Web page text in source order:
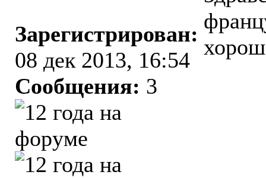
Зарегистрирован:
08 дек 2013, 16:54
Сообщения: 3